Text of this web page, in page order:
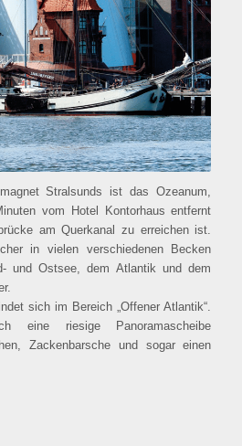
Stralsunds ist das Ozeanum,
vom Hotel Kontorhaus entfernt
am Querkanal zu erreichen ist.
in vielen verschiedenen Becken
und Ostsee, dem Atlantik und dem
sich im Bereich „Offener Atlantik“.
eine riesige Panoramascheibe
Zackenbarsche und sogar einen